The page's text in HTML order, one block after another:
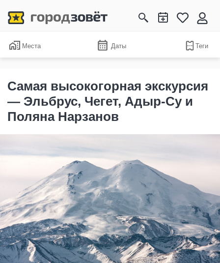
Места Даты Теги
Самая высокогорная экскурсия
— Эльбрус, Чегет, Адыр-Су и
Поляна Нарзанов